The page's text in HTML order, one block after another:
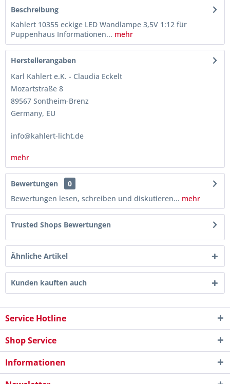
Beschreibung
Kahlert 10355 eckige LED Wandlampe 3,5V 1:12 für
Puppenhaus Informationen... mehr
Herstellerangaben
Karl Kahlert e.K. - Claudia Eckelt
Mozartstraße 8
89567 Sontheim-Brenz
Germany, EU
info@kahlert-licht.de
mehr
Bewertungen
0
Bewertungen lesen, schreiben und diskutieren... mehr
Trusted Shops Bewertungen
Ähnliche Artikel
Kunden kauften auch
Service Hotline
Shop Service
Informationen